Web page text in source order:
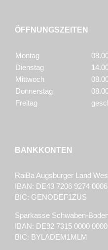
ÖFFNUNGSZEITEN
Montag
Dienstag
Mittwoch
Donnerstag
Freitag
BANKKONTEN
RaiBa Augsburger Land
IBAN: DE43 7206 9274
BIC: GENODEF1ZUS
Sparkasse Schwaben-
IBAN: DE92 7315 0000
BIC: BYLADEM1MLM